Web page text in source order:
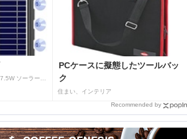
POWOXI アップグレード版 7.5W ソーラーバッテリートリクルチャージャーメンテナー 12V ポータブル防水ソーラーパネル トリクル充電キット 車、自動車、オートバイ、ボート、マリン、RV、トレーラー、スノーモービルなど用
PCケースに擬態したツールバッ
ク
住まい、インテリア
Recommended by